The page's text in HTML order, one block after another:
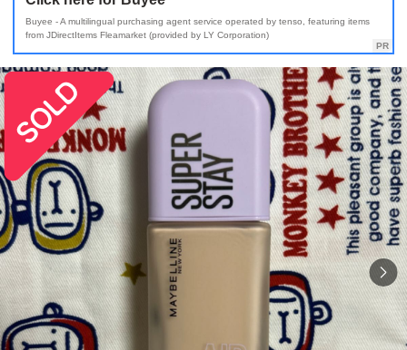
Buyee - A multilingual purchasing agent service operated by tenso, featuring items
from JDirectItems Fleamarket (provided by LY Corporation)